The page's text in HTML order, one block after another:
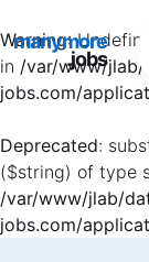
Warning:
in /var/www/jlab/
jobs.com/
Deprecated:
($string) of type
/var/www/jlab/
jobs.com/
manymore
.jobs